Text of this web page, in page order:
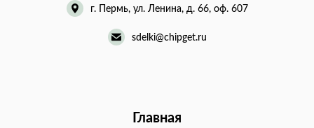
г. Пермь, ул. Ленина, д. 66, оф. 607
sdelki@chipget.ru
Главная